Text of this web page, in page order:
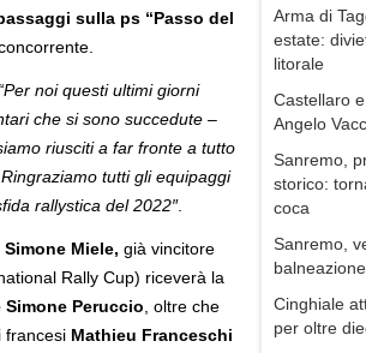
sulla ps “Passo del
“Per noi questi ultimi giorni
che si sono succedute –
riusciti a far fronte a tutto
tutti gli equipaggi
rallystica del 2022″.
Miele, già vincitore
Rally Cup) riceverà la
Peruccio , oltre che
francesi Mathieu Franceschi
Arma di
estate:
litorale
Castellaro
Angelo
Sanremo,
storico:
coca
Sanremo,
Cinghiale
per oltre